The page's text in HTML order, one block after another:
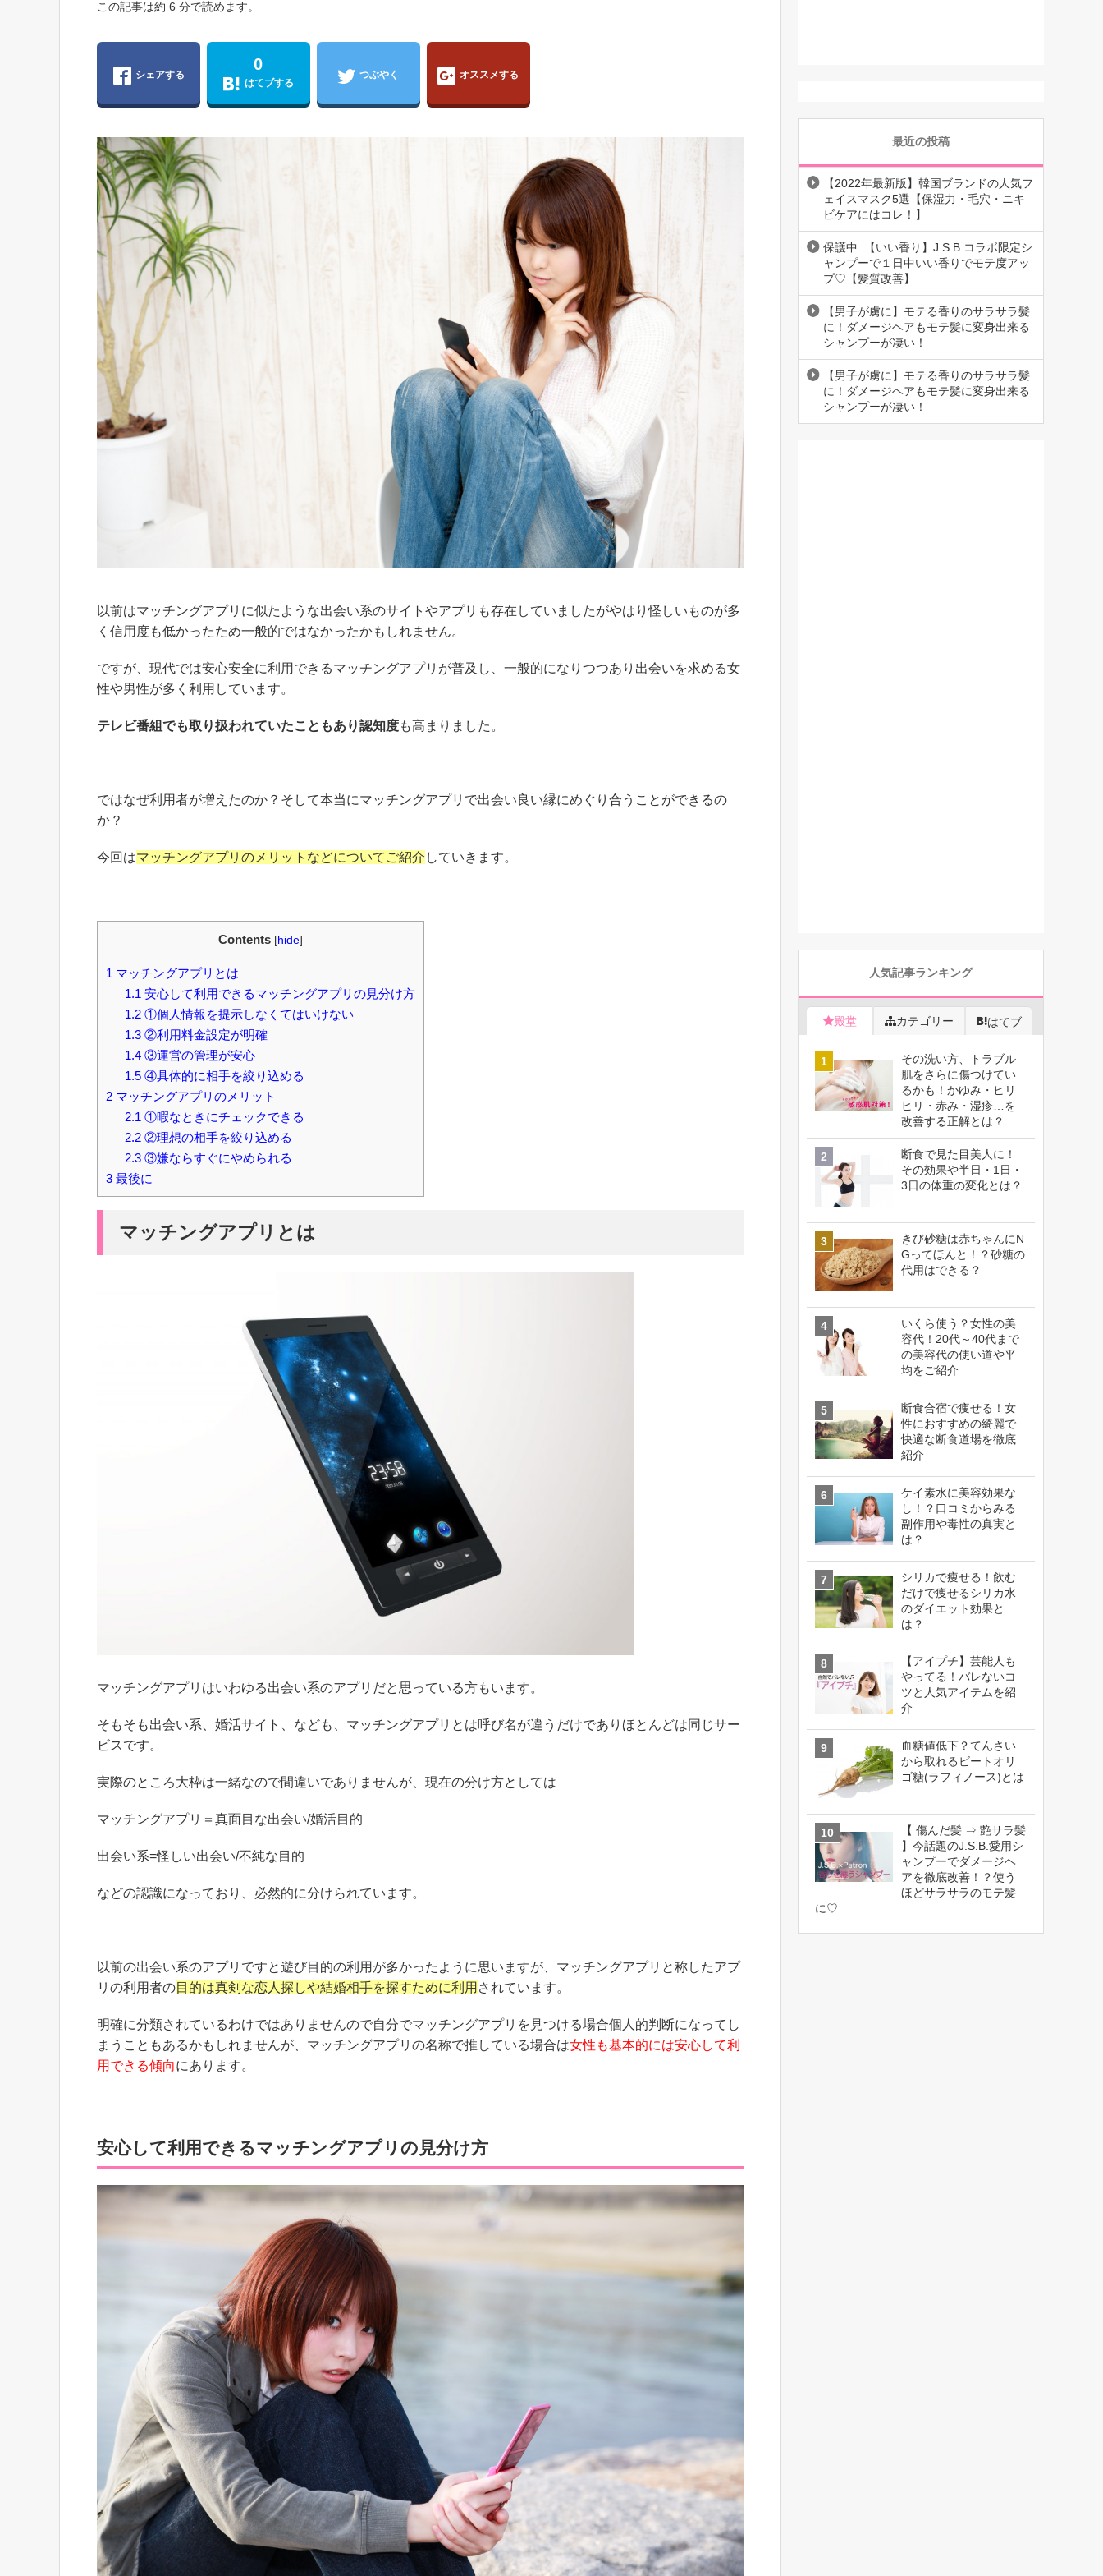
この記事は約 6 分で読めます。
シェアする
0
はてブする
つぶやく オススメする
以前はマッチングアプリに似たような出会い系のサイトやアプリも存在していましたがやはり怪しいものが多
く信用度も低かったため一般的ではなかったかもしれません。
ですが、現代では安心安全に利用できるマッチングアプリが普及し、一般的になりつつあり出会いを求める女
性や男性が多く利用しています。
テレビ番組でも取り扱われていたこともあり認知度も高まりました。
ではなぜ利用者が増えたのか？そして本当にマッチングアプリで出会い良い縁にめぐり合うことができるの
か？
今回はマッチングアプリのメリットなどについてご紹介 していきます。
Contents [hide]
1 マッチングアプリとは
1.1 安心して利用できるマッチングアプリの見分け方
1.2①個人情報を提示しなくてはいけない
1.3②利用料金設定が明確
1.4③運営の管理が安心
1.5④具体的に相手を絞り込める
2 マッチングアプリのメリット
2.1 ①暇なときにチェックできる
2.2②理想の相手を絞り込める
2.3③嫌ならすぐにやめられる
3 最後に
マッチングアプリとは
マッチングアプリはいわゆる出会い系のアプリだと思っている方もいます。
そもそも出会い系、婚活サイト、なども、マッチングアプリとは呼び名が違うだけでありほとんどは同じサー
ビスです。
実際のところ大枠は一緒なので間違いでありませんが、現在の分け方としては
マッチングアプリ＝真面目な出会い/婚活目的
出会い系=怪しい出会い/不純な目的
などの認識になっており、必然的に分けられています。
以前の出会い系のアプリですと遊び目的の利用が多かったように思いますが、マッチングアプリと称したアプ
リの利用者の目的は真剣な恋人探しや結婚相手を探すために利用 されています。
明確に分類されているわけではありませんので自分でマッチングアプリを見つける場合個人的判断になってし
まうこともあるかもしれませんが、マッチングアプリの名称で推している場合は女性も基本的には安心して利
用できる傾向にあります。
安心して利用できるマッチングアプリの見分け方
最近の投稿
【2022年最新版】韓国ブランドの人気フ
ェイスマスク5選【保湿力・毛穴・ニキ
ビケアにはコレ！】
保護中: 【いい香り】J.S.B.コラボ限定シ
ャンプーで１日中いい香りでモテ度アッ
プ♡【髪質改善】
【男子が虜に】モテる香りのサラサラ髪
に！ダメージヘアもモテ髪に変身出来る
シャンプーが凄い！
【男子が虜に】モテる香りのサラサラ髪
に！ダメージヘアもモテ髪に変身出来る
シャンプーが凄い！
人気記事ランキング
殿堂 カテゴリー はてブ
その洗い方、トラブル
肌をさらに傷つけてい
るかも！かゆみ・ヒリ
ヒリ・赤み・湿疹…を
改善する正解とは？
断食で見た目美人に！
その効果や半日・1日・
3日の体重の変化とは？
きび砂糖は赤ちゃんにN
Gってほんと！？砂糖の
代用はできる？
いくら使う？女性の美
容代！20代～40代まで
の美容代の使い道や平
均をご紹介
断食合宿で痩せる！女
性におすすめの綺麗で
快適な断食道場を徹底
紹介
ケイ素水に美容効果な
し！？口コミからみる
副作用や毒性の真実と
は？
シリカで痩せる！飲む
だけで痩せるシリカ水
のダイエット効果と
は？
【アイプチ】芸能人も
やってる！バレないコ
ツと人気アイテムを紹
介
血糖値低下？てんさい
から取れるビートオリ
ゴ糖(ラフィノース)とは
【 傷んだ髪 ⇒ 艶サラ髪
】今話題のJ.S.B.愛用シ
ャンプーでダメージヘ
アを徹底改善！？使う
ほどサラサラのモテ髪
に♡